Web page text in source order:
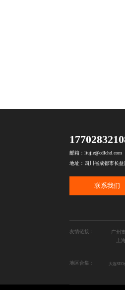
邮箱：liujie@cdlchd.com
地址：四川省成都市长益
联系我们
友情链接： 广州
上
地区合集： 大连SEO